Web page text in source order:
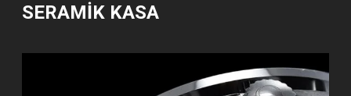
SERAMİK KASA